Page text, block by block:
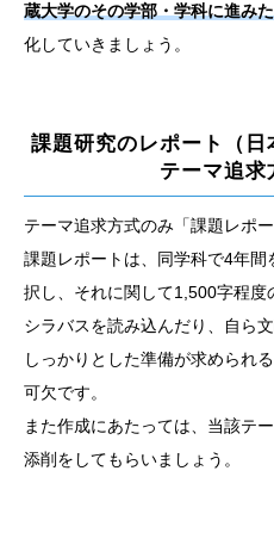
蔵大学のその学部・学科に進みた
化していきましょう。
課題研究のレポート（
テーマ追求
テーマ追求方式のみ「課題レポ
課題レポートは、同学科で4年
択し、それに関して1,500字程度
シラバスを読み込んだり、自ら
しっかりとした準備が求められ
可欠です。
また作成にあたっては、当該テ
添削をしてもらいましょう。